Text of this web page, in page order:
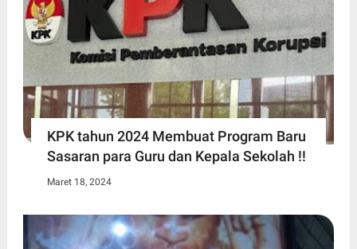
KPK tahun 2024 Membuat Program Baru
Sasaran para Guru dan Kepala Sekolah !!
Maret 18, 2024